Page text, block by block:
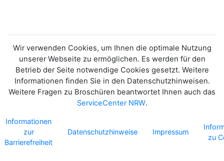
Wir verwenden Cookies, um Ihnen die optimale Nutzung
unserer Webseite zu ermöglichen. Es werden für den
Betrieb der Seite notwendige Cookies gesetzt. Weitere
Informationen finden Sie in den Datenschutzhinweisen.
Weitere Fragen zu Broschüren beantwortet Ihnen auch das
ServiceCenter NRW.
Informationen
zur
Barrierefreiheit
Datenschutzhinweise Impressum
zu